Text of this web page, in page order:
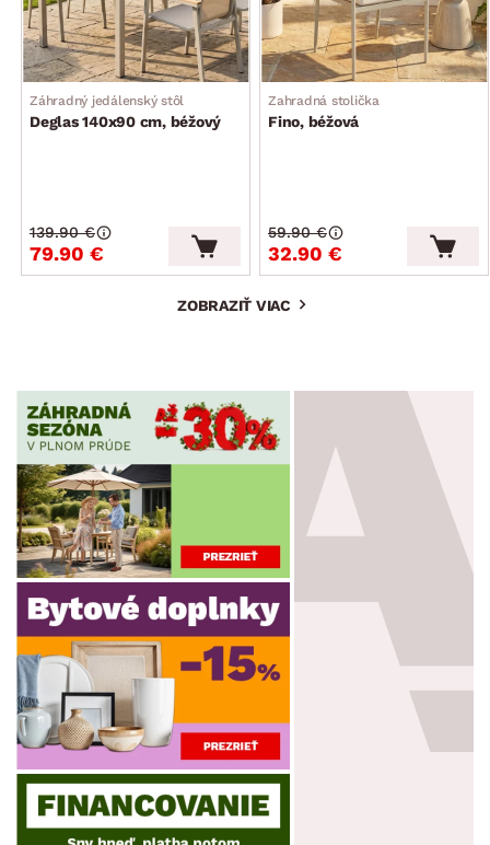
Záhradný jedálenský stôl
Deglas 140x90 cm, béžový
79.90 €
139.90 €
Zahradná stolička
Fino, béžová
32.90 €
59.90 €
ZOBRAZIŤ VIAC